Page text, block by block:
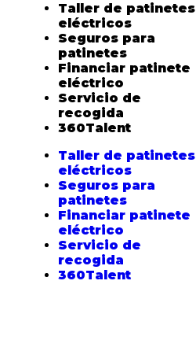
Taller de patinetes
eléctricos
Seguros para
patinetes
Financiar patinete
eléctrico
Servicio de
recogida
360Talent
Taller de patinetes
eléctricos
Seguros para
patinetes
Financiar patinete
eléctrico
Servicio de
recogida
360Talent